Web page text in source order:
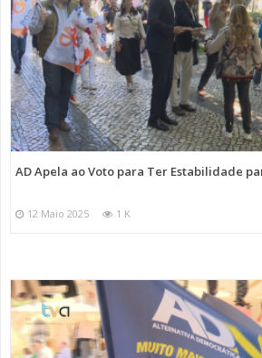
AD Apela ao Voto para Ter Estabilidade
12 Maio 2025 1 K